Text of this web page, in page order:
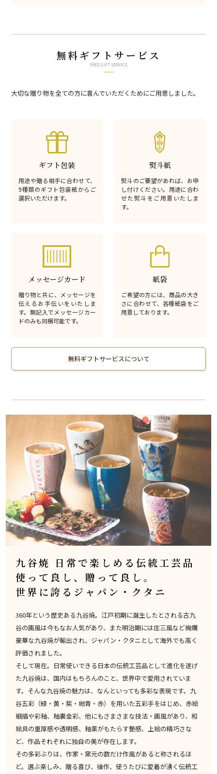
無料ギフトサービス
FREE GIFT SERVICE
大切な贈り物を全ての方に喜んでいただくためにご用意しました。
ギフト包装
用途や贈る相手に合わせて、
9種類のギフト包装紙からご
選択いただけます。
熨斗紙
熨斗のご要望があれば、お申
し付けください。用途に合わ
せた熨斗をご用意いたしま
す。
メッセージカード
贈り物と共に、メッセージを
伝えるお手伝いをいたしま
す。無記入でメッセージカー
ドのみも同梱可能です。
紙袋
ご希望の方には、商品の大き
さに合わせて、各種紙袋をご
用意しております。
無料ギフトサービスについて
九谷焼 日常で楽しめる伝統工芸品
使って良し、贈って良し。
世界に誇るジャパン・クタニ
360年という歴史ある九谷焼。江戸初期に誕生したとされる古九
谷の画風は今もなお人気があり、また明治期には庄三風など絢爛
豪華な九谷焼が輸出され、ジャパン・クタニとして海外でも高く
評価されました。
そして現在。日常使いできる日本の伝統工芸品として進化を遂げ
た九谷焼は、国内はもちろんのこと、世界中で愛用されていま
す。そんな九谷焼の魅力は、なんといっても多彩な表現です。九
谷五彩（緑・黄・紫・紺青・赤）を用いた五彩手をはじめ、赤絵
細描や彩釉、釉裏金彩、他にもさまさまな技法・画風があり、和
絵具の重厚感や透明感、釉薬がもたらす艶感、上絵の精巧さな
ど、作品それぞれに独自の美が存在します。
その多彩ぶりは、作家・窯元の数だけ作風があると称されるほ
ど。選ぶ楽しみ、贈る喜び、操作、使うたびに愛着が湧く伝統工